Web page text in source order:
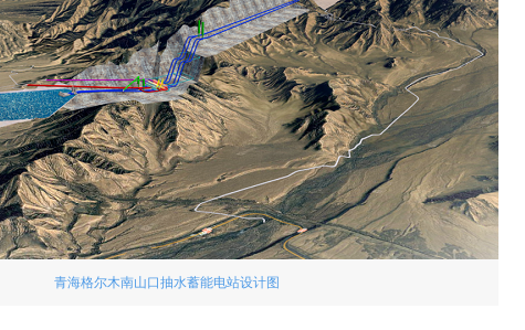
青海格尔木南山口抽水蓄能电站设计图